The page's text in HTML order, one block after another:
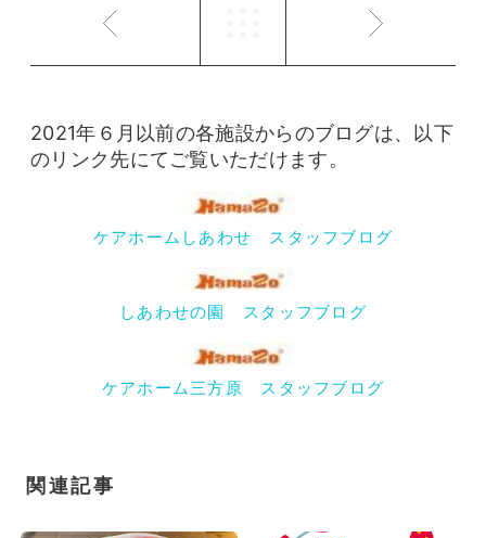
2021年６月以前の各施設からのブログは、以下
のリンク先にてご覧いただけます。
ケアホームしあわせ スタッフブログ
しあわせの園 スタッフブログ
ケアホーム三方原 スタッフブログ
関連記事